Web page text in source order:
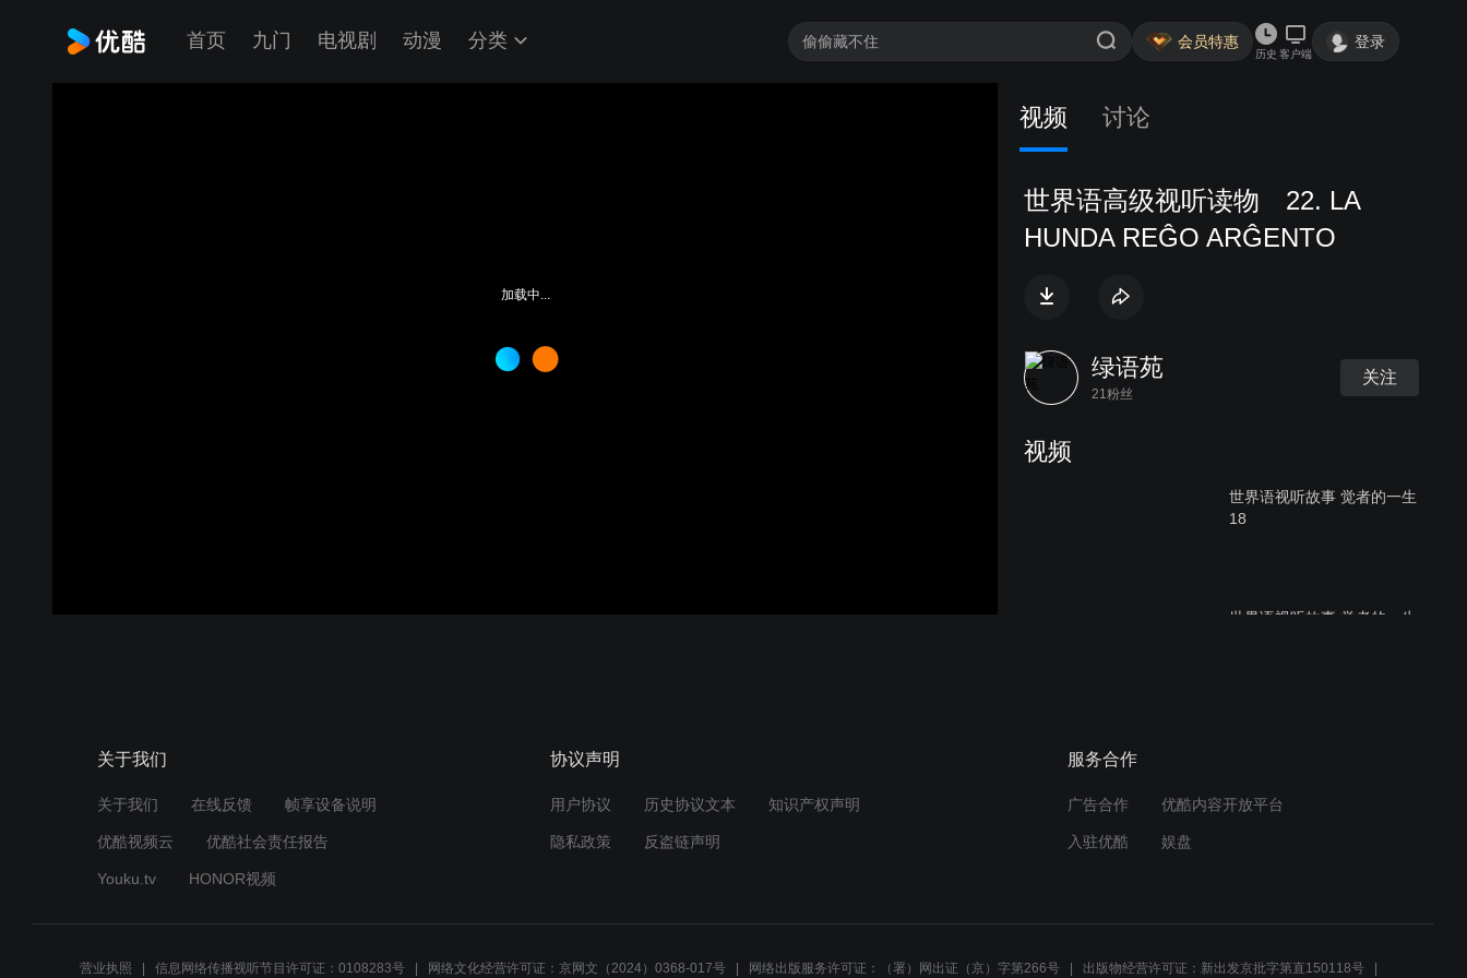
首页 九门 电视剧 动漫 分类 会员特惠
历史 客户端
登录
加载中...
视频 讨论
世界语高级视听读物 22. LA
HUNDA REĜO ARĜENTO
绿语苑
21粉丝
关注
视频
世界语视听故事 觉者的一生
18
世界语视听故事 觉者的一生
关于我们
关于我们 在线反馈 帧享设备说明
优酷视频云 优酷社会责任报告
Youku.tv HONOR视频
协议声明
用户协议 历史协议文本 知识产权声明
隐私政策 反盗链声明
服务合作
广告合作 优酷内容开放平台
入驻优酷 娱盘
营业执照 信息网络传播视听节目许可证：0108283号 网络文化经营许可证：京网文（2024）0368-017号 网络出版服务许可证：（署）网出证（京）字第266号 出版物经营许可证：新出发京批字第直150118号